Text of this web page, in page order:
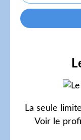
La seule
Voir le